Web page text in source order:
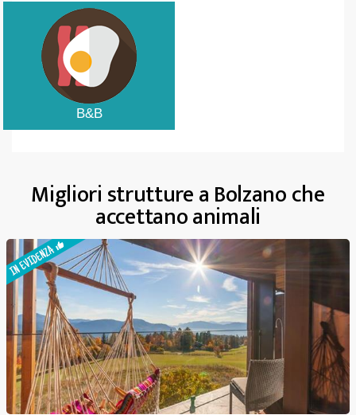
B&B
Migliori strutture a Bolzano che
accettano animali